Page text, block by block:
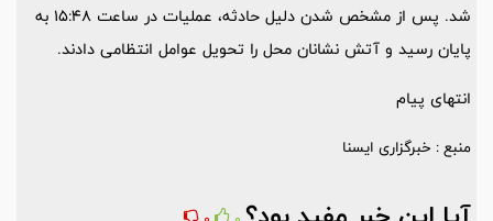
شد. پس از مشخص شدن دلیل حادثه، عملیات در ساعت 15:48 به
پایان رسید و آتش نشانان محل را تحویل عوامل انتظامی دادند.
انتهای پیام
منبع : خبرگزاری ایسنا